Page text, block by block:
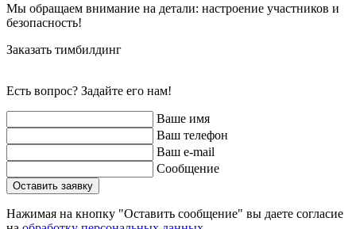
Мы обращаем внимание на детали: настроение участников и
безопасность!
Заказать тимбилдинг
Есть вопрос? Задайте его нам!
Ваше имя
Ваш телефон
Ваш e-mail
Сообщение
Оставить заявку
Нажимая на кнопку "Оставить сообщение" вы даете согласие